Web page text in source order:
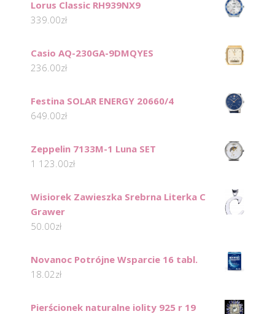
Lorus Classic RH939NX9
339.00zł
Casio AQ-230GA-9DMQYES
236.00zł
Festina SOLAR ENERGY 20660/4
649.00zł
Zeppelin 7133M-1 Luna SET
1 123.00zł
Wisiorek Zawieszka Srebrna Literka C
Grawer
50.00zł
Novanoc Potrójne Wsparcie 16 tabl.
18.02zł
Pierścionek naturalne iolity 925 r 19